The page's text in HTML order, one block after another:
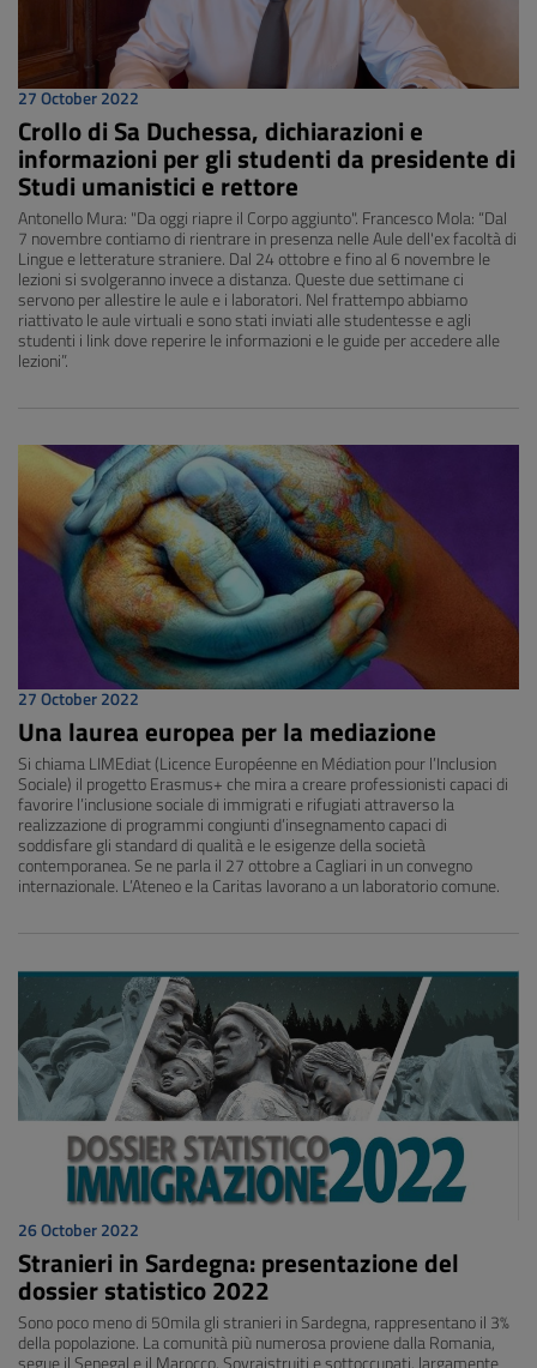
27 October 2022
Crollo di Sa Duchessa, dichiarazioni e
informazioni per gli studenti da presidente di
Studi umanistici e rettore
Antonello Mura: "Da oggi riapre il Corpo aggiunto". Francesco Mola: “Dal
7 novembre contiamo di rientrare in presenza nelle Aule dell'ex facoltà di
Lingue e letterature straniere. Dal 24 ottobre e fino al 6 novembre le
lezioni si svolgeranno invece a distanza. Queste due settimane ci
servono per allestire le aule e i laboratori. Nel frattempo abbiamo
riattivato le aule virtuali e sono stati inviati alle studentesse e agli
studenti i link dove reperire le informazioni e le guide per accedere alle
lezioni”.
27 October 2022
Una laurea europea per la mediazione
Si chiama LIMEdiat (Licence Européenne en Médiation pour l’Inclusion
Sociale) il progetto Erasmus+ che mira a creare professionisti capaci di
favorire l’inclusione sociale di immigrati e rifugiati attraverso la
realizzazione di programmi congiunti d’insegnamento capaci di
soddisfare gli standard di qualità e le esigenze della società
contemporanea. Se ne parla il 27 ottobre a Cagliari in un convegno
internazionale. L’Ateneo e la Caritas lavorano a un laboratorio comune.
26 October 2022
Stranieri in Sardegna: presentazione del
dossier statistico 2022
Sono poco meno di 50mila gli stranieri in Sardegna, rappresentano il 3%
della popolazione. La comunità più numerosa proviene dalla Romania,